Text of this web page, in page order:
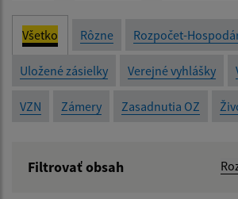
Všetko Rôzne Rozpočet-
Uložené zásielky Verejné vyhlášky
VZN Zámery Zasadnutia OZ
Filtrovať obsah